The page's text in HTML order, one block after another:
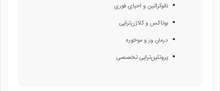
نانو‌کراتین و احیای فوری
بوتاکس و کلاژن‌تراپی
درمان وز و موخوره
پروتئین‌تراپی تخصصی